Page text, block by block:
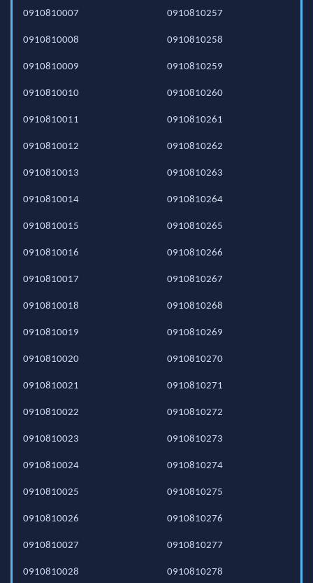
0910810007
0910810008
0910810009
0910810010
0910810011
0910810012
0910810013
0910810014
0910810015
0910810016
0910810017
0910810018
0910810019
0910810020
0910810021
0910810022
0910810023
0910810024
0910810025
0910810026
0910810027
0910810028
0910810257
0910810258
0910810259
0910810260
0910810261
0910810262
0910810263
0910810264
0910810265
0910810266
0910810267
0910810268
0910810269
0910810270
0910810271
0910810272
0910810273
0910810274
0910810275
0910810276
0910810277
0910810278